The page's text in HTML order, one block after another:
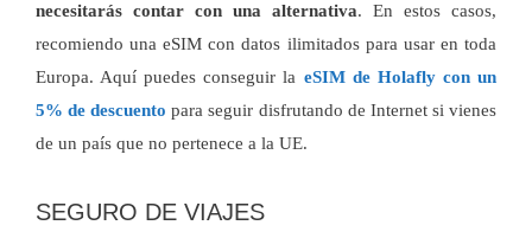
necesitarás contar con una alternativa. En estos casos,
recomiendo una eSIM con datos ilimitados para usar en toda
Europa. Aquí puedes conseguir la eSIM de Holafly con un
5% de descuento para seguir disfrutando de Internet si vienes
de un país que no pertenece a la UE.
SEGURO DE VIAJES